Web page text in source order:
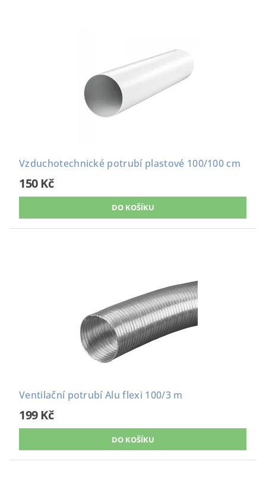
Vzduchotechnické potrubí plastové 100/100 cm
150 Kč
Ventilační potrubí Alu flexi 100/3 m
199 Kč